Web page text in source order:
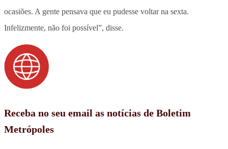
ocasiões. A gente pensava que eu pudesse voltar na sexta.
Infelizmente, não foi possível”, disse.
Receba no seu email as notícias de Boletim
Metrópoles